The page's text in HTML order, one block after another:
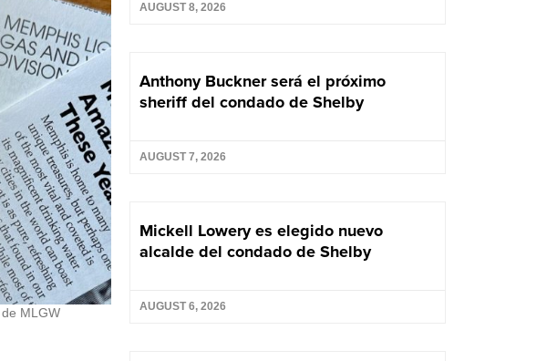
AUGUST 8, 2026
Anthony Buckner será el próximo
sheriff del condado de Shelby
AUGUST 7, 2026
Mickell Lowery es elegido nuevo
alcalde del condado de Shelby
AUGUST 6, 2026
MLGW